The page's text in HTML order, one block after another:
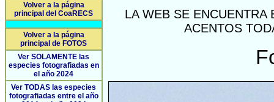
Volver a la página
principal del CoaRECS
Volver a la página
principal de FOTOS
Ver SOLAMENTE las
especies fotografiadas en
el año 2024
Ver TODAS las especies
fotografiadas entre el año
LA WEB SE
ACENTOS